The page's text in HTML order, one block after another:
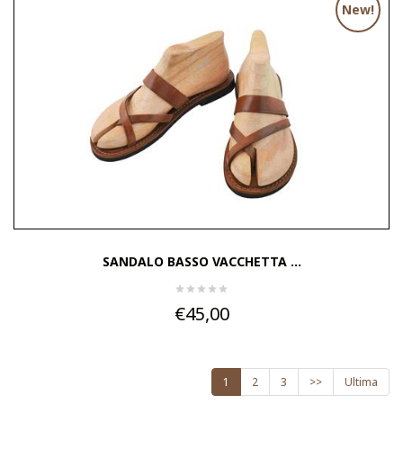
New!
SANDALO BASSO VACCHETTA ...
€45,00
1 2 3 >> Ultima